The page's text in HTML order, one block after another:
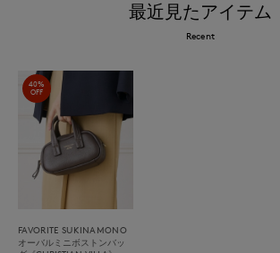
最近見たアイテム
Recent
40%
OFF
FAVORITE SUKINAMONO
オーバルミニボストンバッ